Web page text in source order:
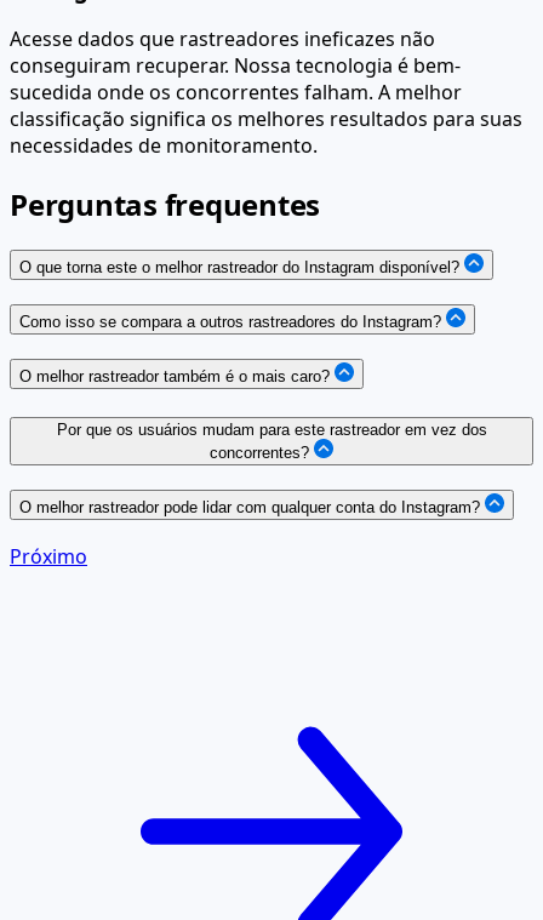
Acesse dados que rastreadores ineficazes não
conseguiram recuperar. Nossa tecnologia é bem-
sucedida onde os concorrentes falham. A melhor
classificação significa os melhores resultados para suas
necessidades de monitoramento.
Perguntas frequentes
O que torna este o melhor rastreador do Instagram disponível?
Como isso se compara a outros rastreadores do Instagram?
O melhor rastreador também é o mais caro?
Por que os usuários mudam para este rastreador em vez dos
concorrentes?
O melhor rastreador pode lidar com qualquer conta do Instagram?
Próximo